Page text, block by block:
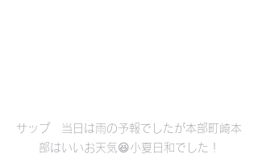
サップ　当日は雨の予報でしたが本部町崎本
部はいいお天気😆小夏日和でした！